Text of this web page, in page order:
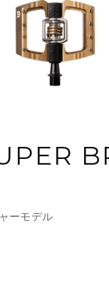
ーモデル